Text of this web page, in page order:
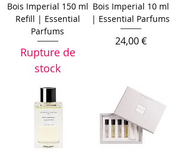
Bois Imperial 150 ml
Refill | Essential
Parfums
Rupture de
stock
Bois Imperial 10 ml
| Essential Parfums
Prix
24,00 €